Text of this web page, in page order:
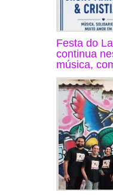
Festa do
continua
música,